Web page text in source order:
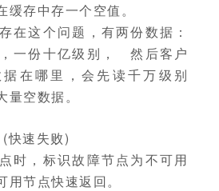
缓存中存一个空值。
在这个问题，有两份数据：
一份十亿级别， 然后客户
在哪里，会先读千万级别
空数据。
快速失败)
时，标识故障节点为不可用
用节点快速返回。